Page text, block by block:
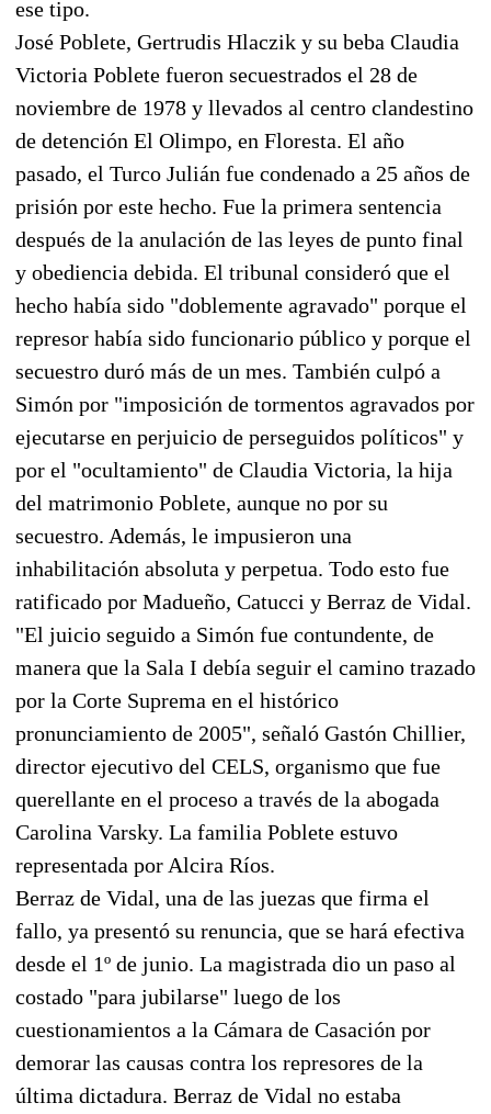
ese tipo.
José Poblete, Gertrudis Hlaczik y su beba Claudia
Victoria Poblete fueron secuestrados el 28 de
noviembre de 1978 y llevados al centro clandestino
de detención El Olimpo, en Floresta. El año
pasado, el Turco Julián fue condenado a 25 años de
prisión por este hecho. Fue la primera sentencia
después de la anulación de las leyes de punto final
y obediencia debida. El tribunal consideró que el
hecho había sido "doblemente agravado" porque el
represor había sido funcionario público y porque el
secuestro duró más de un mes. También culpó a
Simón por "imposición de tormentos agravados por
ejecutarse en perjuicio de perseguidos políticos" y
por el "ocultamiento" de Claudia Victoria, la hija
del matrimonio Poblete, aunque no por su
secuestro. Además, le impusieron una
inhabilitación absoluta y perpetua. Todo esto fue
ratificado por Madueño, Catucci y Berraz de Vidal.
"El juicio seguido a Simón fue contundente, de
manera que la Sala I debía seguir el camino trazado
por la Corte Suprema en el histórico
pronunciamiento de 2005", señaló Gastón Chillier,
director ejecutivo del CELS, organismo que fue
querellante en el proceso a través de la abogada
Carolina Varsky. La familia Poblete estuvo
representada por Alcira Ríos.
Berraz de Vidal, una de las juezas que firma el
fallo, ya presentó su renuncia, que se hará efectiva
desde el 1º de junio. La magistrada dio un paso al
costado "para jubilarse" luego de los
cuestionamientos a la Cámara de Casación por
demorar las causas contra los represores de la
última dictadura. Berraz de Vidal no estaba